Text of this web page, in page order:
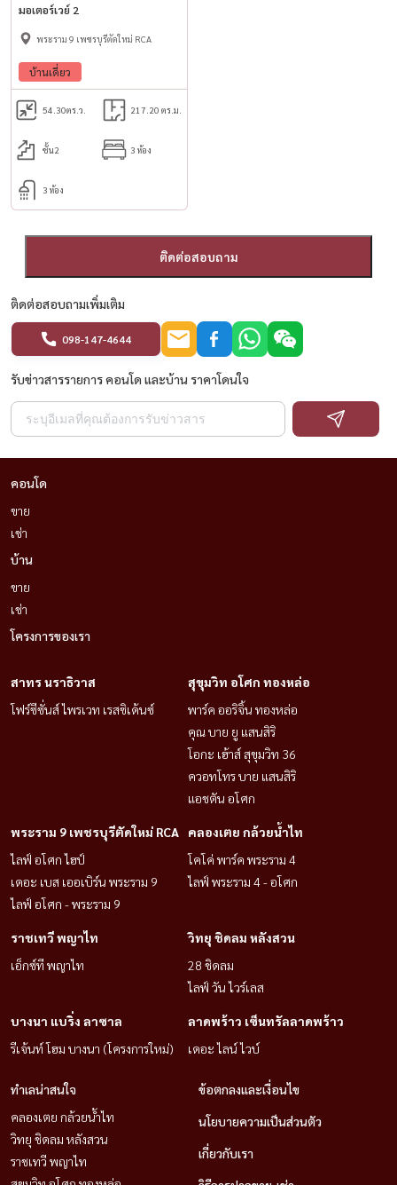
มอเตอร์เวย์ 2
พระราม 9 เพชรบุรีตัดใหม่ RCA
บ้านเดี่ยว
54.30ตร.ว. 217.20 ตร.ม.
ชั้น2 3 ห้อง
3 ห้อง
ติดต่อสอบถาม
ติดต่อสอบถามเพิ่มเติม
098-147-4644
รับข่าวสารรายการ คอนโด และบ้าน ราคาโดนใจ
คอนโด
ขาย
เช่า
บ้าน
ขาย
เช่า
โครงการของเรา
สาทร นราธิวาส
โฟร์ซีซั่นส์ ไพรเวท เรสซิเด้นซ์
สุขุมวิท อโศก ทองหล่อ
พาร์ค ออริจิ้น ทองหล่อ
คุณ บาย ยู แสนสิริ
โอกะ เฮ้าส์ สุขุมวิท 36
ควอทโทร บาย แสนสิริ
แอชตัน อโศก
พระราม 9 เพชรบุรีตัดใหม่ RCA
ไลฟ์ อโศก ไฮป์
เดอะ เบส เออเบิร์น พระราม 9
ไลฟ์ อโศก - พระราม 9
คลองเตย กล้วยน้ำไท
โคโค่ พาร์ค พระราม 4
ไลฟ์ พระราม 4 - อโศก
ราชเทวี พญาไท
เอ็กซ์ที พญาไท
วิทยุ ชิดลม หลังสวน
28 ชิดลม
ไลฟ์ วัน ไวร์เลส
บางนา แบริ่ง ลาซาล
รีเจ้นท์ โฮม บางนา (โครงการใหม่)
ลาดพร้าว เซ็นทรัลลาดพร้าว
เดอะ ไลน์ ไวบ์
ทำเลน่าสนใจ
คลองเตย กล้วยน้ำไท
วิทยุ ชิดลม หลังสวน
ราชเทวี พญาไท
ข้อตกลงและเงื่อนไข
นโยบายความเป็นส่วนตัว
เกี่ยวกับเรา